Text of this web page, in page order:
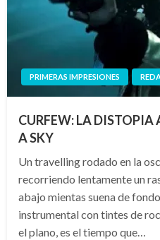
PRIMERAS IMPRESIONES
CURFEW: LA
A SKY
Un travelling rodado en la
recorriendo lentamente un
abajo mientas suena de
instrumental con tintes de
el plano, es el tiempo que…